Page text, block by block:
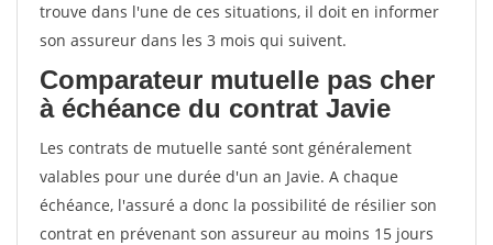
trouve dans l'une de ces situations, il doit en informer
son assureur dans les 3 mois qui suivent.
Comparateur mutuelle pas cher
à échéance du contrat Javie
Les contrats de mutuelle santé sont généralement
valables pour une durée d'un an Javie. A chaque
échéance, l'assuré a donc la possibilité de résilier son
contrat en prévenant son assureur au moins 15 jours